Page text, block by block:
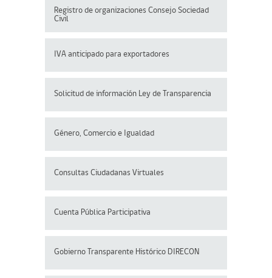
Registro de organizaciones Consejo Sociedad
Civil
IVA anticipado para exportadores
Solicitud de información Ley de Transparencia
Género, Comercio e Igualdad
Consultas Ciudadanas Virtuales
Cuenta Pública Participativa
Gobierno Transparente Histórico DIRECON